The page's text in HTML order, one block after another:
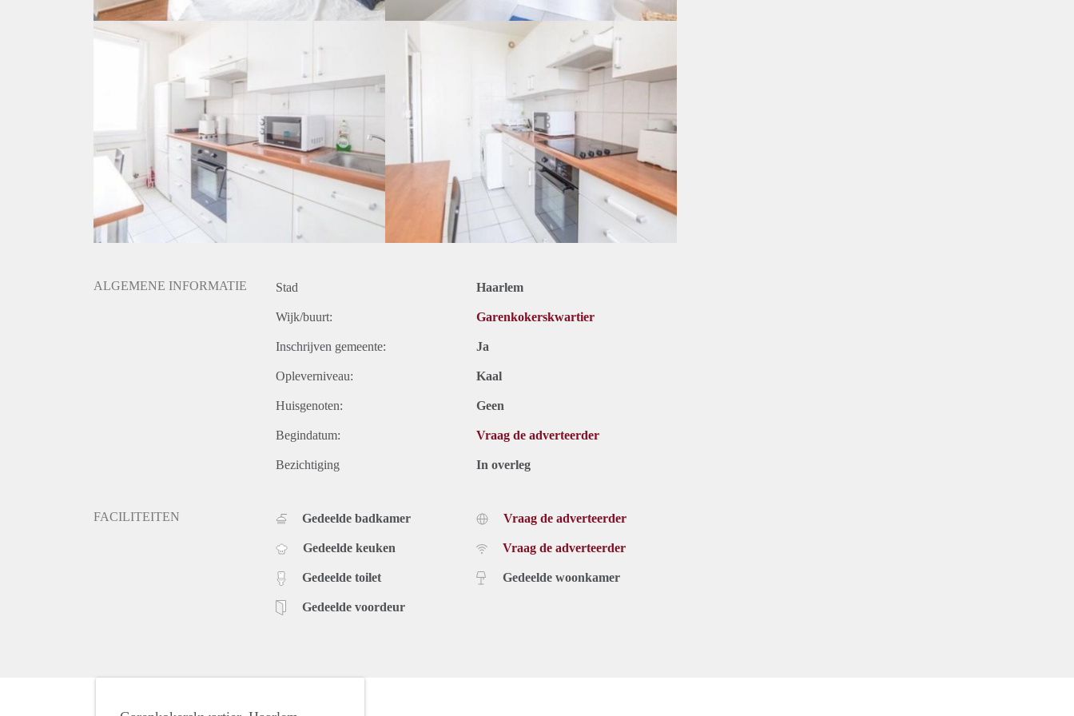
ALGEMENE INFORMATIE Stad Haarlem
Wijk/buurt: Garenkokerskwartier
Inschrijven gemeente: Ja
Opleverniveau: Kaal
Huisgenoten: Geen
Begindatum: Vraag de adverteerder
Bezichtiging In overleg
FACILITEITEN Gedeelde badkamer
Gedeelde keuken
Gedeelde toilet
Gedeelde voordeur
Vraag de adverteerder
Vraag de adverteerder
Gedeelde woonkamer